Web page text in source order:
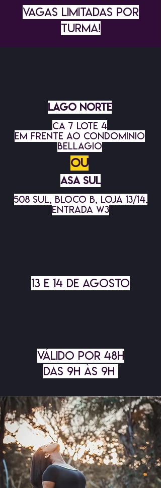
vagas limitadas por
turma!
LAGO NORTE
CA 7 LOTE 4
EM FRENTE AO CONDOMINIO
BELLAGIO
OU
ASA SUL
508 SUL, BLOCO B, LOJA 13/14.
ENTRADA W3
13 E 14 DE AGOSTO
VÁLIDO POR 48H
DAS 9H ÀS 9H